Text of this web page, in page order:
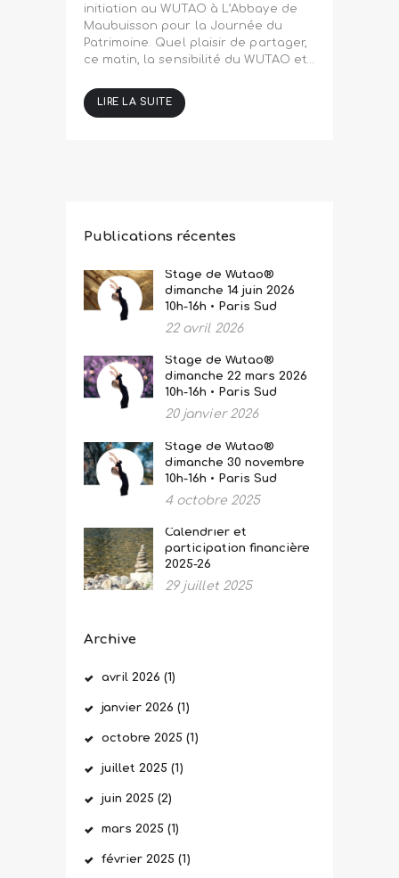
initiation au WUTAO à L’Abbaye de
Maubuisson pour la Journée du
Patrimoine. Quel plaisir de partager,
ce matin, la sensibilité du WUTAO et…
LIRE LA SUITE
Publications récentes
Stage de Wutao®
dimanche 14 juin 2026
10h-16h • Paris Sud
22 avril 2026
Stage de Wutao®
dimanche 22 mars 2026
10h-16h • Paris Sud
20 janvier 2026
Stage de Wutao®
dimanche 30 novembre
10h-16h • Paris Sud
4 octobre 2025
Calendrier et
participation financière
2025-26
29 juillet 2025
Archive
avril 2026 (1)
janvier2026 (1)
octobre2025 (1)
juillet2025 (1)
juin 2025 (2)
mars 2025 (1)
février2025 (1)